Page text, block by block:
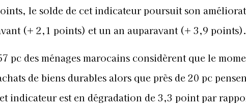
le solde de cet indicateur poursuit son
(+ 2,1 points) et un an auparavant (+ 3,9 points).
pc des ménages marocains considèrent que le
de biens durables alors que près de 20 pc
indicateur est en dégradation de 3,3 point par